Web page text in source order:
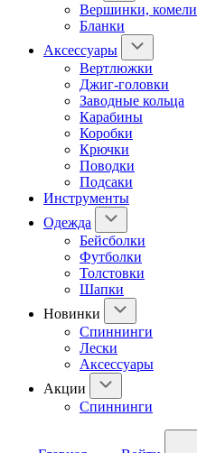
Вершинки, комели
Бланки
Аксессуары
Вертлюжки
Джиг-головки
Заводные кольца
Карабины
Коробки
Крючки
Поводки
Подсаки
Инструменты
Одежда
Бейсболки
Футболки
Толстовки
Шапки
Новинки
Спиннинги
Лески
Аксессуары
Акции
Спиннинги